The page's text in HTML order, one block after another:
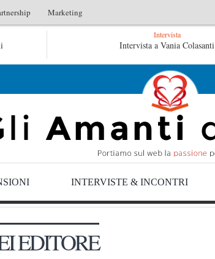
Marketing
L’arte di uno storico – Emilio Gentile
Intervista
Intervista a Vania Colasanti
INTERVISTE & INCONTRI
EDITORE